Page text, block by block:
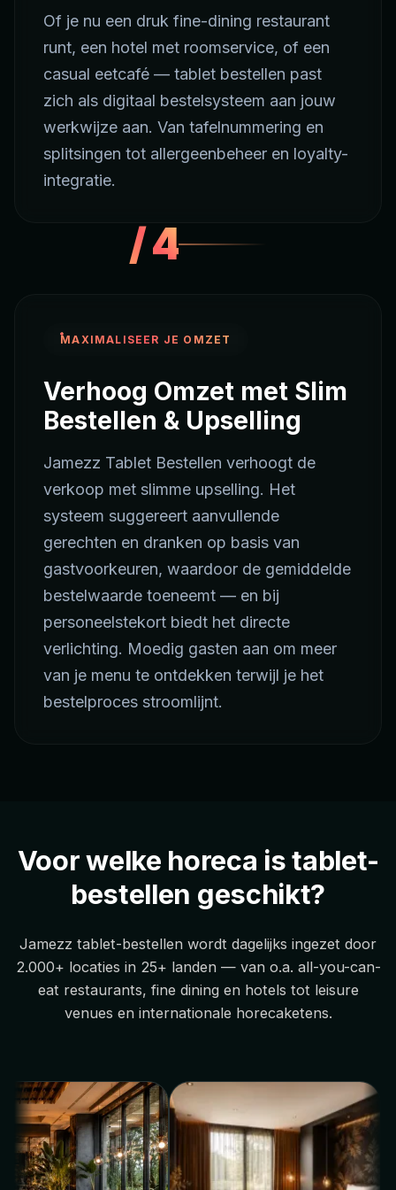
Of je nu een druk fine-dining restaurant
runt, een hotel met roomservice, of een
casual eetcafé — tablet bestellen past
zich als digitaal bestelsysteem aan jouw
werkwijze aan. Van tafelnummering en
splitsingen tot allergeenbeheer en loyalty-
integratie.
/4
MAXIMALISEER JE OMZET
Verhoog Omzet met Slim
Bestellen & Upselling
Jamezz Tablet Bestellen verhoogt de
verkoop met slimme upselling. Het
systeem suggereert aanvullende
gerechten en dranken op basis van
gastvoorkeuren, waardoor de gemiddelde
bestelwaarde toeneemt — en bij
personeelstekort biedt het directe
verlichting. Moedig gasten aan om meer
van je menu te ontdekken terwijl je het
bestelproces stroomlijnt.
Voor welke horeca is tablet-
bestellen geschikt?
Jamezz tablet-bestellen wordt dagelijks ingezet door
2.000+ locaties in 25+ landen — van o.a. all-you-can-
eat restaurants, fine dining en hotels tot leisure
venues en internationale horecaketens.